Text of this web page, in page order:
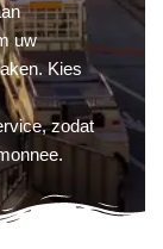
uw
Kies
zodat